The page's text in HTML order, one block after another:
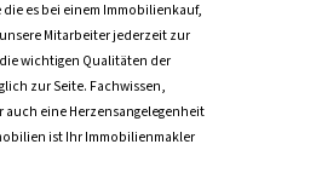
es bei einem Immobilienkauf,
Mitarbeiter jederzeit zur
wichtigen Qualitäten der
zur Seite. Fachwissen,
auch eine Herzensangelegenheit
ist Ihr Immobilienmakler